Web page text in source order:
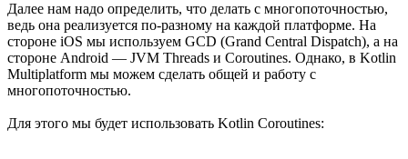
Далее нам надо определить, что делать с многопоточностью,
ведь она реализуется по-разному на каждой платформе. На
стороне iOS мы используем GCD (Grand Central Dispatch), а на
стороне Android — JVM Threads и Coroutines. Однако, в Kotlin
Multiplatform мы можем сделать общей и работу с
многопоточностью.
Для этого мы будет использовать Kotlin Coroutines: